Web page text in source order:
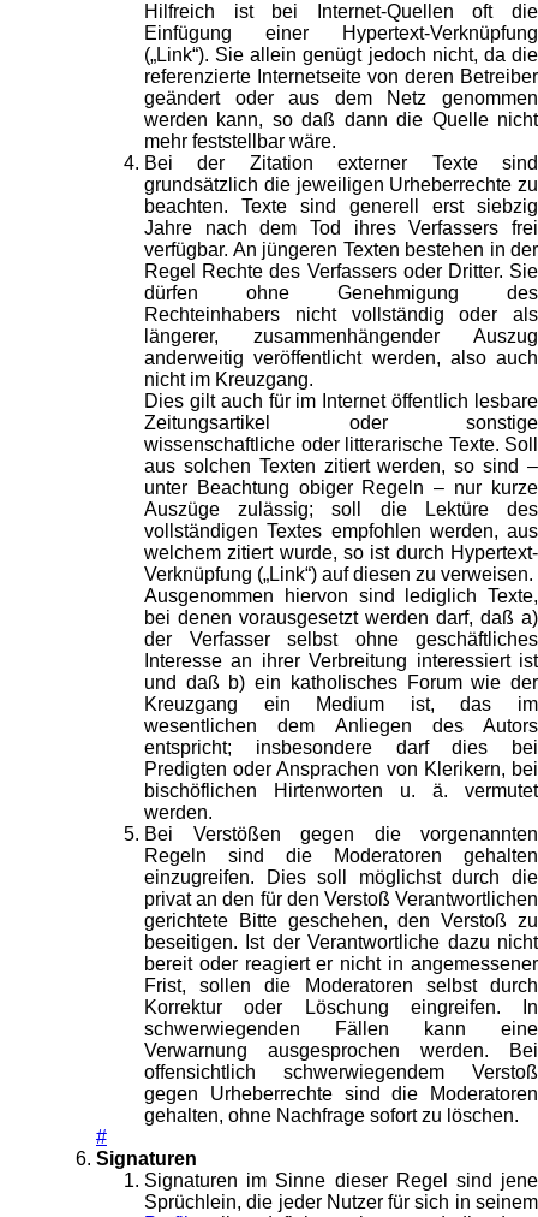
Hilfreich ist bei Internet-Quellen oft die
Einfügung einer Hypertext-Verknüpfung
(„Link“). Sie allein genügt jedoch nicht, da die
referenzierte Internetseite von deren Betreiber
geändert oder aus dem Netz genommen
werden kann, so daß dann die Quelle nicht
mehr feststellbar wäre.
Bei der Zitation externer Texte sind
grundsätzlich die jeweiligen Urheberrechte zu
beachten. Texte sind generell erst siebzig
Jahre nach dem Tod ihres Verfassers frei
verfügbar. An jüngeren Texten bestehen in der
Regel Rechte des Verfassers oder Dritter. Sie
dürfen ohne Genehmigung des
Rechteinhabers nicht vollständig oder als
längerer, zusammenhängender Auszug
anderweitig veröffentlicht werden, also auch
nicht im Kreuzgang.
Dies gilt auch für im Internet öffentlich lesbare
Zeitungsartikel oder sonstige
wissenschaftliche oder litterarische Texte. Soll
aus solchen Texten zitiert werden, so sind –
unter Beachtung obiger Regeln – nur kurze
Auszüge zulässig; soll die Lektüre des
vollständigen Textes empfohlen werden, aus
welchem zitiert wurde, so ist durch Hypertext-
Verknüpfung („Link“) auf diesen zu verweisen.
Ausgenommen hiervon sind lediglich Texte,
bei denen vorausgesetzt werden darf, daß a)
der Verfasser selbst ohne geschäftliches
Interesse an ihrer Verbreitung interessiert ist
und daß b) ein katholisches Forum wie der
Kreuzgang ein Medium ist, das im
wesentlichen dem Anliegen des Autors
entspricht; insbesondere darf dies bei
Predigten oder Ansprachen von Klerikern, bei
bischöflichen Hirtenworten u. ä. vermutet
werden.
Bei Verstößen gegen die vorgenannten
Regeln sind die Moderatoren gehalten
einzugreifen. Dies soll möglichst durch die
privat an den für den Verstoß Verantwortlichen
gerichtete Bitte geschehen, den Verstoß zu
beseitigen. Ist der Verantwortliche dazu nicht
bereit oder reagiert er nicht in angemessener
Frist, sollen die Moderatoren selbst durch
Korrektur oder Löschung eingreifen. In
schwerwiegenden Fällen kann eine
Verwarnung ausgesprochen werden. Bei
offensichtlich schwerwiegendem Verstoß
gegen Urheberrechte sind die Moderatoren
gehalten, ohne Nachfrage sofort zu löschen.
#
Signaturen
Signaturen im Sinne dieser Regel sind jene
Sprüchlein, die jeder Nutzer für sich in seinem